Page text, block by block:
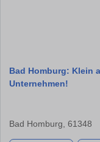
Bad Homburg: Klein
Unternehmen!
Bad Homburg, 61348